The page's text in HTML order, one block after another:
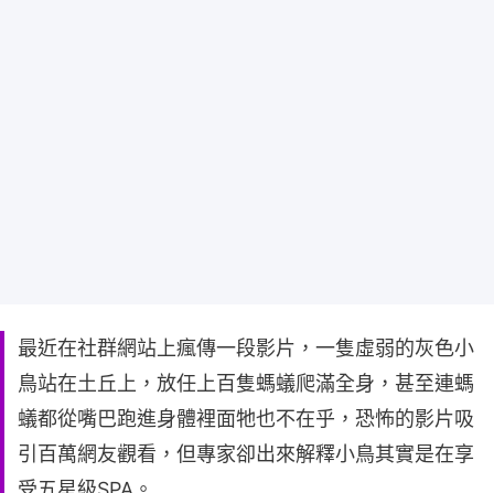
最近在社群網站上瘋傳一段影片，一隻虛弱的灰色小
鳥站在土丘上，放任上百隻螞蟻爬滿全身，甚至連螞
蟻都從嘴巴跑進身體裡面牠也不在乎，恐怖的影片吸
引百萬網友觀看，但專家卻出來解釋小鳥其實是在享